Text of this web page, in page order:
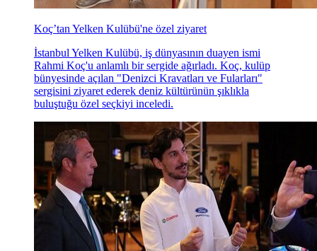
Koç’tan Yelken Kulübü'ne özel ziyaret
İstanbul Yelken Kulübü, iş dünyasının duayen ismi
Rahmi Koç'u anlamlı bir sergide ağırladı. Koç, kulüp
bünyesinde açılan "Denizci Kravatları ve Fularları"
sergisini ziyaret ederek deniz kültürünün şıklıkla
buluştuğu özel seçkiyi inceledi.